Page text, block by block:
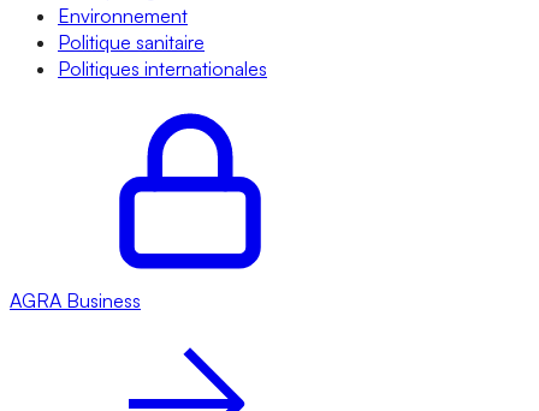
Environnement
Politique sanitaire
Politiques internationales
AGRA Business